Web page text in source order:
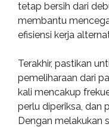
tetap bersih dari
membantu
efisiensi kerja
Terakhir, pastikan
pemeliharaan dari
kali mencakup
perlu diperiksa, dan
Dengan melakukan